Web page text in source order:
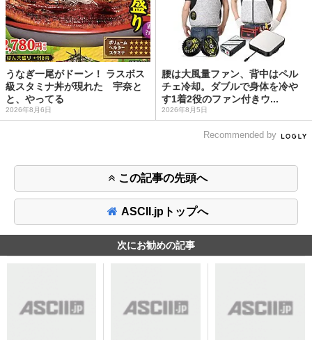
うなぎ一尾がドーン！ ラスボス
級スタミナ丼が現れた 宇奈と
と、やってる
2026年8月6日
腰は大風量ファン、背中はペル
チェ冷却。ダブルで身体を冷や
す1着2役のファン付きウ...
2026年8月5日
Recommended by
この記事の先頭へ
ASCII.jpトップへ
次にお勧めの記事